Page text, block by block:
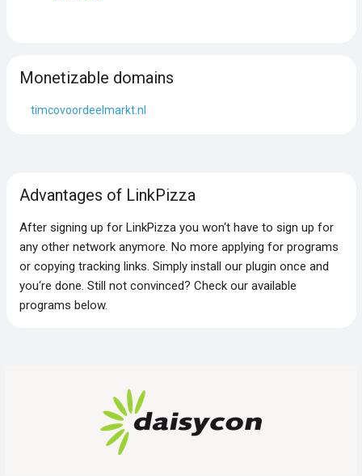
Monetizable domains
timcovoordeelmarkt.nl
Advantages of LinkPizza
After signing up for LinkPizza you won‘t have to sign up for
any other network anymore. No more applying for programs
or copying tracking links. Simply install our plugin once and
you‘re done. Still not convinced? Check our available
programs below.